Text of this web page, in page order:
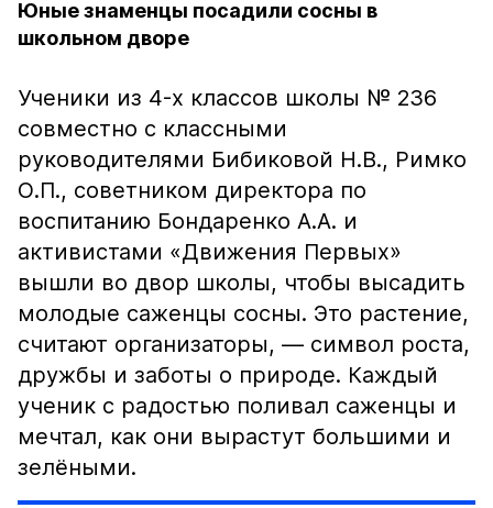
Юные знаменцы посадили сосны в
школьном дворе
Ученики из 4-х классов школы № 236
совместно с классными
руководителями Бибиковой Н.В., Римко
О.П., советником директора по
воспитанию Бондаренко А.А. и
активистами «Движения Первых»
вышли во двор школы, чтобы высадить
молодые саженцы сосны. Это растение,
считают организаторы, — символ роста,
дружбы и заботы о природе. Каждый
ученик с радостью поливал саженцы и
мечтал, как они вырастут большими и
зелёными.